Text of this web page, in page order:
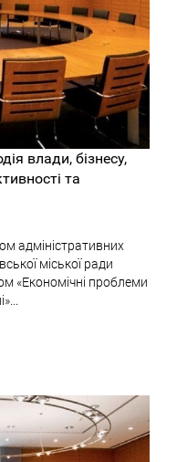
влади, бізнесу,
та
адміністративних
міської ради
«Економічні проблеми